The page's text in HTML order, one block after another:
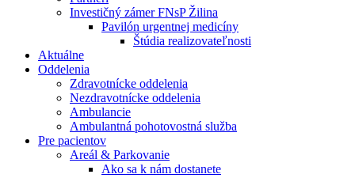
Investičný zámer FNsP Žilina
Pavilón urgentnej medicíny
Štúdia realizovateľnosti
Aktuálne
Oddelenia
Zdravotnícke oddelenia
Nezdravotnícke oddelenia
Ambulancie
Ambulantná pohotovostná služba
Pre pacientov
Areál & Parkovanie
Ako sa k nám dostanete